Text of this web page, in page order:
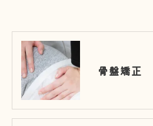
骨盤矯正